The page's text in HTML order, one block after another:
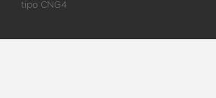
tipo CNG4